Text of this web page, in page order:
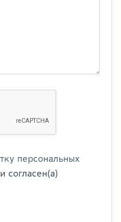
персональных
согласен(а)